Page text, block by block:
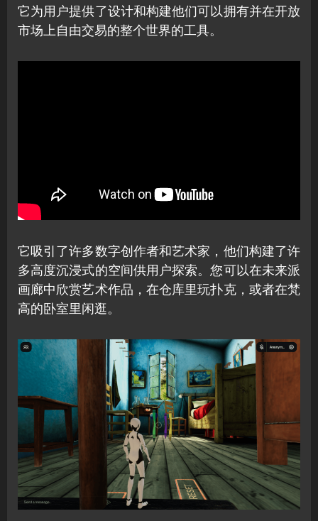
它为用户提供了设计和构建他们可以拥有并在开放
市场上自由交易的整个世界的工具。
它吸引了许多数字创作者和艺术家，他们构建了许
多高度沉浸式的空间供用户探索。您可以在未来派
画廊中欣赏艺术作品，在仓库里玩扑克，或者在梵
高的卧室里闲逛。